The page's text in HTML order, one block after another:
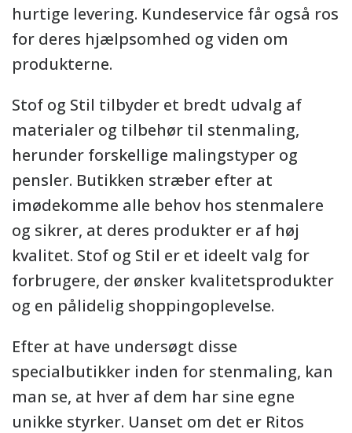
hurtige levering. Kundeservice får også ros
for deres hjælpsomhed og viden om
produkterne.
Stof og Stil tilbyder et bredt udvalg af
materialer og tilbehør til stenmaling,
herunder forskellige malingstyper og
pensler. Butikken stræber efter at
imødekomme alle behov hos stenmalere
og sikrer, at deres produkter er af høj
kvalitet. Stof og Stil er et ideelt valg for
forbrugere, der ønsker kvalitetsprodukter
og en pålidelig shoppingoplevelse.
Efter at have undersøgt disse
specialbutikker inden for stenmaling, kan
man se, at hver af dem har sine egne
unikke styrker. Uanset om det er Ritos